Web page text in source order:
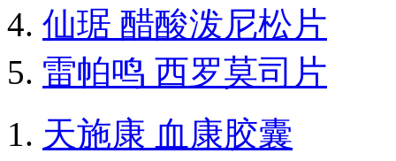
仙琚 醋酸泼尼松片
雷帕鸣 西罗莫司片
天施康 血康胶囊